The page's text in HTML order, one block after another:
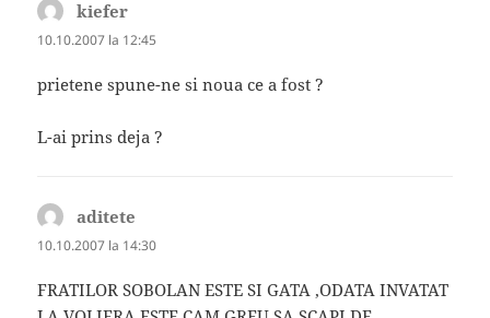
kiefer
10.10.2007 la 12:45
prietene spune-ne si noua ce a fost ?
L-ai prins deja ?
aditete
10.10.2007 la 14:30
FRATILOR SOBOLAN ESTE SI GATA ,ODATA INVATAT